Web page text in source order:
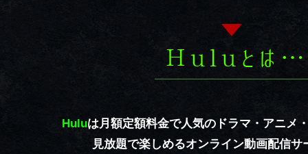
Huluは月額定額料金で人気のドラマ・アニメ
見放題で楽しめるオンライン動画配信サ